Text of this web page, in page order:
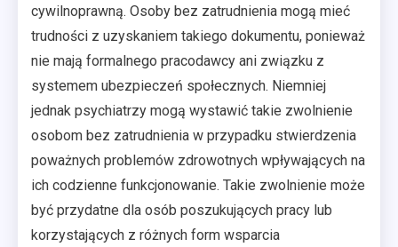
cywilnoprawną. Osoby bez zatrudnienia mogą mieć
trudności z uzyskaniem takiego dokumentu, ponieważ
nie mają formalnego pracodawcy ani związku z
systemem ubezpieczeń społecznych. Niemniej
jednak psychiatrzy mogą wystawić takie zwolnienie
osobom bez zatrudnienia w przypadku stwierdzenia
poważnych problemów zdrowotnych wpływających na
ich codzienne funkcjonowanie. Takie zwolnienie może
być przydatne dla osób poszukujących pracy lub
korzystających z różnych form wsparcia